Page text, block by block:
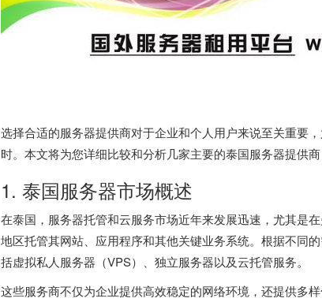
选择合适的服务器提供商对于企业和个人用户来说至关重要
时。本文将为您详细比较和分析几家主要的泰国服务器提供
1. 泰国服务器市场概述
在泰国，服务器托管和云服务市场近年来发展迅速，尤其是
地区托管其网站、应用程序和其他关键业务系统。根据不同的
括虚拟私人服务器（VPS）、独立服务器以及云托管服务。
这些服务商不仅为企业提供高效稳定的网络环境，还提供多